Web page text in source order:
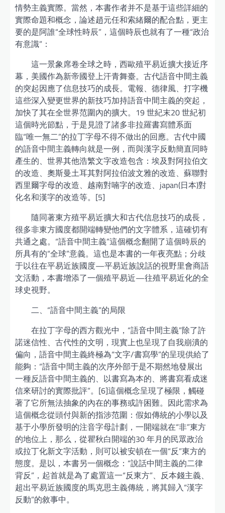
情勢主義實際。當然，本書作者并不是基于這些詳細的
實際命題和概念，論述趙元任和索緒爾的配合點，更主
要的是阿誰“全球性時辰”，這個時辰也就有了一種“政治
有意識”：
這一景象席卷全球之時，西歐殖平易近擴大接近序
幕，美國作為新帝國登上汗青舞臺。古代語音中間主義
的突起因應了信息技巧的成長。電報、德律風、打字機
這些深入變更世界的新技巧加持語音中間主義的突起，
加快了其在全世界范圍內的擴大。19 世紀末20 世紀初
這個時光節點，于是見證了諸多非拉羅書寫體系面
臨“唯一無二”的拉丁字母不得不做出的回應。古代中國
的語音中間主義轉向就是一例，而與漢字反動簡直同時
產生的、世界其他浩繁文字改造包含：埃及對阿拉伯文
的改造、奧斯曼土耳其對阿拉伯波文雅的改造、蘇聯對
西里爾字母的改造、越南對喃字的改造、japan(日本)對
化名和漢字的改造等。[5]
隨同著東方殖平易近擴大和古代信息技巧的成長，
很多非東方國度都開端轉變他們的文字體系，這確切有
共通之處。“語音中間主義”這個概念翻開了這個時辰的
所具有的“全球”意義。這也是本書的一年夜亮點；分歧
于以往在平易近族國度—平易近族說話的視野里會商語
文活動，本書增添了一個殖平易近—往殖平易近化的全
球史視野。
二、“語音中間主義”的局限
在拉丁字母的西方觀光中，“語音中間主義”除了許
諾迷信性、古代性的文明，現實上也呈現了自我崩潰的
偏向，語音中間主義終極為“文字/書寫學”的呈現供給了
能夠：“語音中間主義的次序外部于是不期然地發展出
一種反語音中間主義的、以書寫為本的、將書寫看成迷
信來研討的實際批評”。[6]這個概念呈現了極限，觸碰
著了它所無法抽象的內在的事務或許困難。因此需求為
這個概念從頭付與新的指涉范圍：假如傳統的小學以及
基于小學所發明的注音字母計劃，一開端就在“非”東方
的地位上，那么，從瞿秋白開端的30 年月的民眾政治
或拉丁化新文字活動，則可以被安頓在一個“反”東方的
態度。是以，本書另一個概念：“說話中間主義的二律
背反”，起首就是為了處置這一“反東方”、反本錢主義、
超出平易近族國度的馬克思主義傳統，將其歸入“漢字
反動”的敘事中。